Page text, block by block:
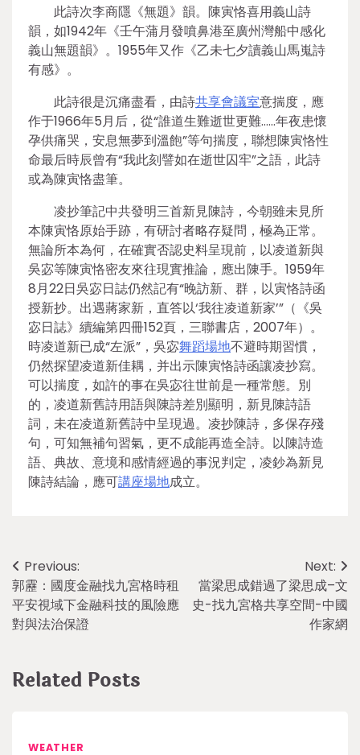
此詩次李商隱《無題》韻。陳寅恪喜用義山詩
韻，如1942年《壬午蒲月發噴鼻港至廣州灣船中感化
義山無題韻》。1955年又作《乙未七夕讀義山馬嵬詩
有感》。
此詩很是沉痛盡看，由詩共享會議室意揣度，應
作于1966年5月后，從“誰道生難逝世更難……年夜患懷
孕供痛哭，安息無夢到溫飽”等句揣度，聯想陳寅恪性
命最后時辰曾有“我此刻譬如在逝世囚牢”之語，此詩
或為陳寅恪盡筆。
凌抄筆記中共發明三首新見陳詩，今朝雖未見所
本陳寅恪原始手跡，有研討者略存疑問，極為正常。
無論所本為何，在確實否認史料呈現前，以凌道新與
吳宓等陳寅恪密友來往現實推論，應出陳手。1959年
8月22日吳宓日誌仍然記有“晚訪新、群，以寅恪詩函
授新抄。出遇蔣家新，直答以‘我往凌道新家’”（《吳
宓日誌》續編第四冊152頁，三聯書店，2007年）。
時凌道新已成“左派”，吳宓舞蹈場地不避時期習慣，
仍然探望凌道新佳耦，并出示陳寅恪詩函讓凌抄寫。
可以揣度，如許的事在吳宓往世前是一種常態。別
的，凌道新舊詩用語與陳詩差別顯明，新見陳詩語
詞，未在凌道新舊詩中呈現過。凌抄陳詩，多保存殘
句，可知無補句習氣，更不成能再造全詩。以陳詩造
語、典故、意境和感情經過的事況判定，凌鈔為新見
陳詩結論，應可講座場地成立。
Post
navigation
Previous:
郭靂：國度金融找九宮格時租
平安視域下金融科技的風險應
對與法治保證
Next:
當梁思成錯過了梁思成–文
史-找九宮格共享空間-中國
作家網
Related Posts
WEATHER